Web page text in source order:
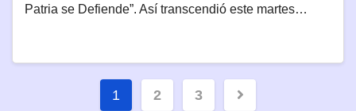
Patria se Defiende”. Así transcendió este martes…
Paginación
1 2 3